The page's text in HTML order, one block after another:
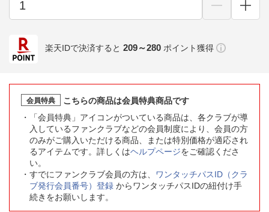
楽天IDで決済すると 209～280 ポイント獲得
会員特典
こちらの商品は会員特典商品です
「会員特典」アイコンがついている商品は、各クラブが導
入しているファンクラブなどの会員制度により、会員の方
のみがご購入いただける商品、または特別価格が適応され
るアイテムです。詳しくはヘルプページをご確認くださ
い。
すでにファンクラブ会員の方は、
ワンタッチパスID（クラ
ブ発行会員番号）登録 からワンタッチパスIDの紐付け手
続きをお願いします。